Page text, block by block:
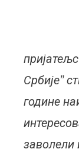
Србијеˮ
године
заволели